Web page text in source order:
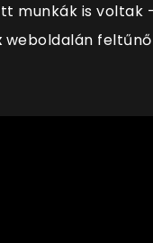
munkák is voltak
weboldalán feltűnő